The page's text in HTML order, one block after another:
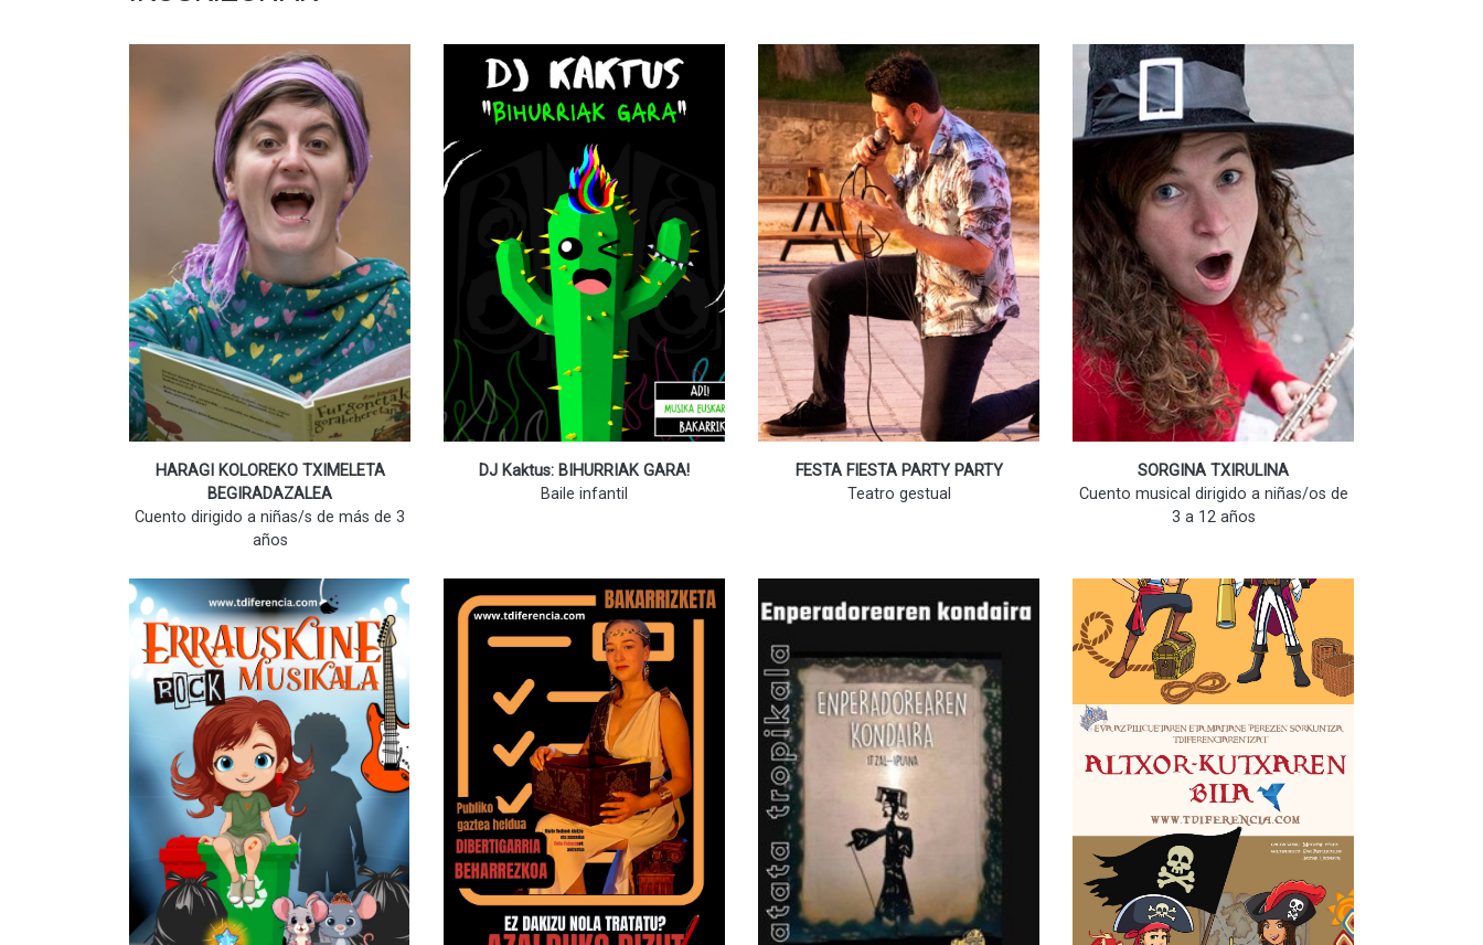
HARAGI KOLOREKO TXIMELETA
BEGIRADAZALEA
Cuento dirigido a niñas/s de más de 3
años
DJ Kaktus: BIHURRIAK GARA!
Baile infantil
FESTA FIESTA PARTY PARTY
Teatro gestual
SORGINA TXIRULINA
Cuento musical dirigido a niñas/os de
3 a 12 años